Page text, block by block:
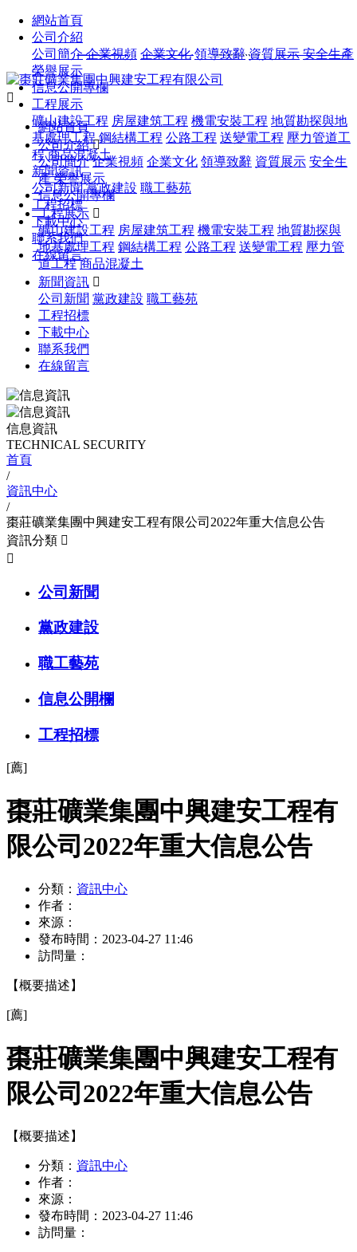
歡迎您訪問棗莊礦業集團中興建安工程有限公司官方網站！
留言反饋|聯系我們 服務熱線：0632-4082529
網站首頁
公司介紹
公司簡介 企業視頻 企業文化 領導致辭 資質展示 安全生產
榮譽展示
信息公開專欄
工程展示
礦山建設工程 房屋建筑工程 機電安裝工程 地質勘探與地
基處理工程 鋼結構工程 公路工程 送變電工程 壓力管道工
程 商品混凝土
新聞資訊
公司新聞 黨政建設 職工藝苑
工程招標
下載中心
聯系我們
在線留言

網站首頁
公司介紹 
公司簡介 企業視頻 企業文化 領導致辭 資質展示 安全生
產 榮譽展示
信息公開專欄
工程展示 
礦山建設工程 房屋建筑工程 機電安裝工程 地質勘探與
地基處理工程 鋼結構工程 公路工程 送變電工程 壓力管
道工程 商品混凝土
新聞資訊 
公司新聞 黨政建設 職工藝苑
工程招標
下載中心
聯系我們
在線留言
信息資訊
TECHNICAL SECURITY
首頁
/
資訊中心
/
棗莊礦業集團中興建安工程有限公司2022年重大信息公告
資訊分類 

公司新聞
黨政建設
職工藝苑
信息公開欄
工程招標
[薦]
棗莊礦業集團中興建安工程有
限公司2022年重大信息公告
分類： 資訊中心
作者：
來源：
發布時間： 2023-04-27 11:46
訪問量：
【概要描述】
[薦]
棗莊礦業集團中興建安工程有
限公司2022年重大信息公告
【概要描述】
分類： 資訊中心
作者：
來源：
發布時間： 2023-04-27 11:46
訪問量：